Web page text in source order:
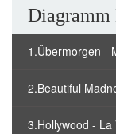
1.Übermorgen -
2.Beautiful
3.Hollywood - La